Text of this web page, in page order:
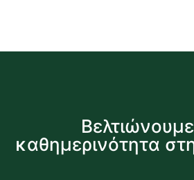
καθημερινότητα